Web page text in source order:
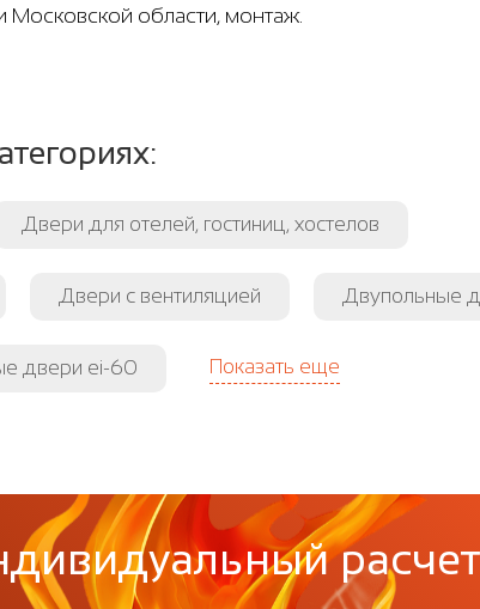
Московской области, монтаж.
Двери для отелей, гостиниц, хостелов
Двери с вентиляцией Двупольные
двери ei-60 Показать еще
расчет